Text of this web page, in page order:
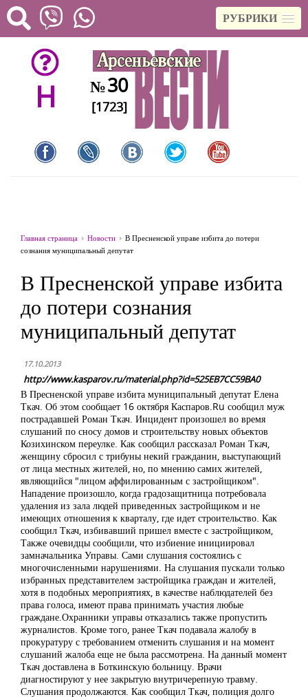
РУБРИКИ
H №30
[1723]
Главная страница Новости
В Пресненской управе избита до потери
сознания муниципальный депутат
В Пресненской управе избита
до потери сознания
муниципальный депутат
17.10.2013
http://www.kasparov.ru/material.php?id=525EB7CC59BA0
В Пресненской управе избита муниципальный депутат Елена
Ткач. Об этом сообщает 16 октября Каспаров.Ru сообщил муж
пострадавшей Роман Ткач. Инцидент произошел во время
слушаний по сносу домов и строительству новых объектов
Козихинском переулке. Как сообщил рассказал Роман Ткач,
женщину сбросил с трибуны некий гражданин, выступающий
от лица местных жителей, но, по мнению самих жителей,
являющийся "лицом аффилированным с застройщиком".
Нападение произошло, когда градозащитница потребовала
удаления из зала людей приведенных застройщиком и не
имеющих отношения к кварталу, где идет строительство. Как
сообщил Ткач, избивавший пришел вместе с застройщиком,
Также очевидцы сообщили, что избиение инициировал
замначальника Управы. Сами слушания состоялись с
многочисленными нарушениями. На слушания пускали только
избранных представителем застройщика граждан и жителей,
хотя в подобных мероприятиях, в качестве наблюдателей без
права голоса, имеют права принимать участия любые
граждане.Охранники управы отказались также пропустить
журналистов. Кроме того, ранее Ткач подавала жалобу в
прокуратуру с требованием отменить слушания и на момент
слушаний жалоба еще не была рассмотрена. На данный момент
Ткач доставлена в Боткинскую больницу. Врачи
диагностируют у нее закрытую внутричерепную травму.
Слушания продолжаются. Как сообщил Ткач, полиция долго